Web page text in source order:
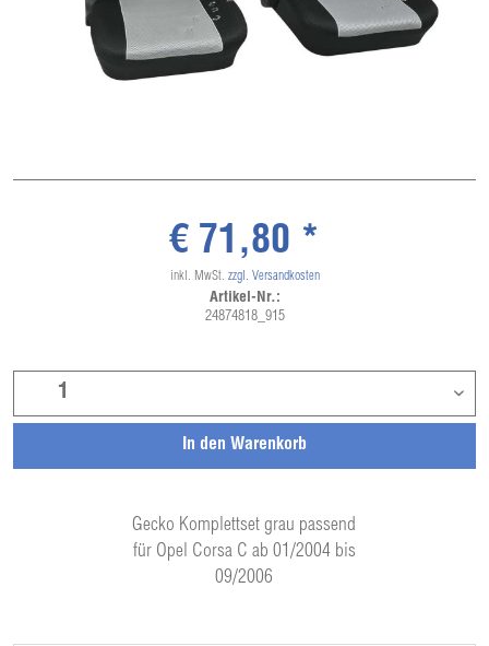
Gecko Komplettset grau passend
für Opel Corsa C ab 01/2004 bis
09/2006
In den Warenkorb
€ 71,80 *
inkl. MwSt. zzgl. Versandkosten
Artikel-Nr.:
24874818_915